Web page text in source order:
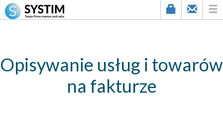
string(3) "120"
Opisywanie usług i towarów
na fakturze